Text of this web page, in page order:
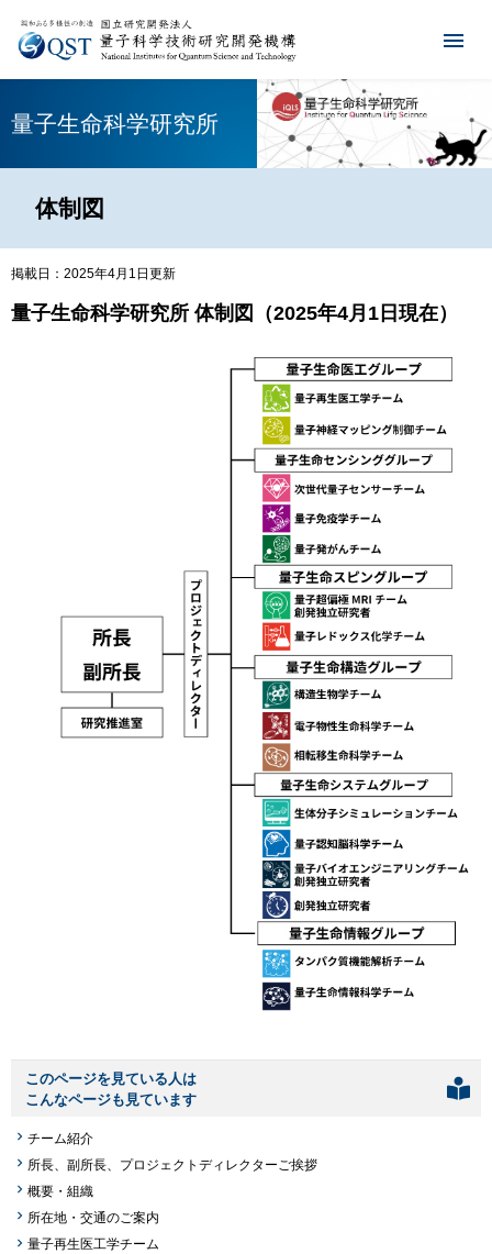
量子生命科学研究所
体制図
掲載日：2025年4月1日更新
量子生命科学研究所 体制図（2025年4月1日現在）
このページを見ている人は
こんなページも見ています
チーム紹介
所長、副所長、プロジェクトディレクターご挨拶
概要・組織
所在地・交通のご案内
量子再生医工学チーム